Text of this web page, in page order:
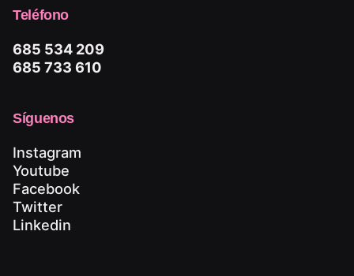
Teléfono
685 534 209
685 733 610
Síguenos
Instagram
Youtube
Facebook
Twitter
Linkedin